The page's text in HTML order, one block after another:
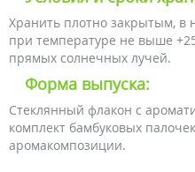
Хранить плотно закрытым, в
при температуре не выше
прямых солнечных лучей.
Форма выпуска:
Стеклянный флакон с
комплект бамбуковых
аромакомпозиции.